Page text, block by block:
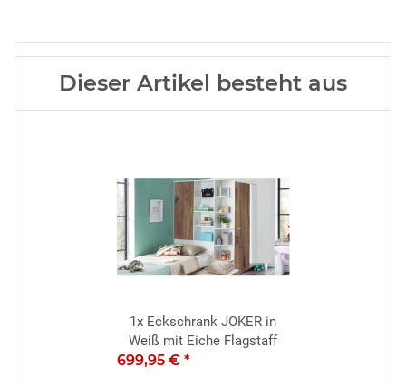
Dieser Artikel besteht aus
1x Eckschrank JOKER in
Weiß mit Eiche Flagstaff
699,95 € *